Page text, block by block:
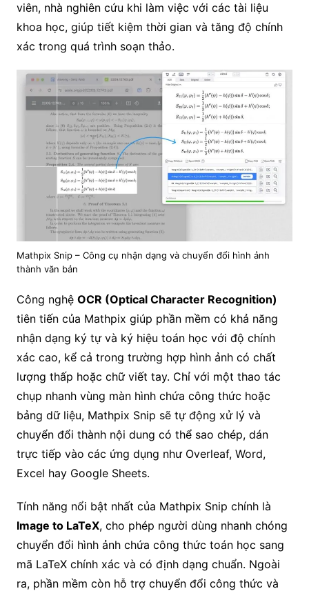
viên, nhà nghiên cứu khi làm việc với các tài liệu
khoa học, giúp tiết kiệm thời gian và tăng độ chính
xác trong quá trình soạn thảo.
Mathpix Snip – Công cụ nhận dạng và chuyển đổi hình ảnh
thành văn bản
Công nghệ OCR (Optical Character Recognition)
tiên tiến của Mathpix giúp phần mềm có khả năng
nhận dạng ký tự và ký hiệu toán học với độ chính
xác cao, kể cả trong trường hợp hình ảnh có chất
lượng thấp hoặc chữ viết tay. Chỉ với một thao tác
chụp nhanh vùng màn hình chứa công thức hoặc
bảng dữ liệu, Mathpix Snip sẽ tự động xử lý và
chuyển đổi thành nội dung có thể sao chép, dán
trực tiếp vào các ứng dụng như Overleaf, Word,
Excel hay Google Sheets.
Tính năng nổi bật nhất của Mathpix Snip chính là
Image to LaTeX, cho phép người dùng nhanh chóng
chuyển đổi hình ảnh chứa công thức toán học sang
mã LaTeX chính xác và có định dạng chuẩn. Ngoài
ra, phần mềm còn hỗ trợ chuyển đổi công thức và